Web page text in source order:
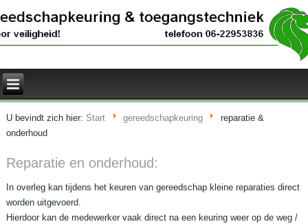
U bevindt zich hier: Start gereedschapkeuring
reparatie &
onderhoud
Reparatie en onderhoud:
In overleg kan tijdens het keuren van gereedschap kleine reparaties direct
worden uitgevoerd.
Hierdoor kan de medewerker vaak direct na een keuring weer op de weg /